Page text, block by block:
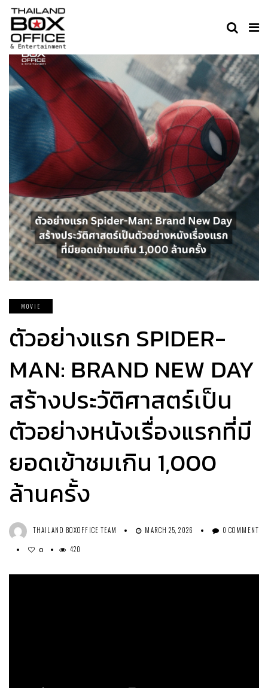
MOVIE
ตัวอย่างแรก SPIDER-
MAN: BRAND NEW DAY
สร้างประวัติศาสตร์เป็น
ตัวอย่างหนังเรื่องแรกที่มี
ยอดเข้าชมเกิน 1,000
ล้านครั้ง
THAILAND BOXOFFICE TEAM MARCH 25, 2026 0 COMMENT
0 420